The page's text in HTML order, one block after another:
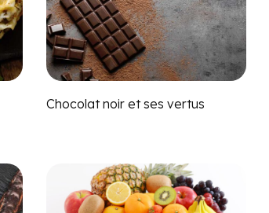
Chocolat noir et ses vertus